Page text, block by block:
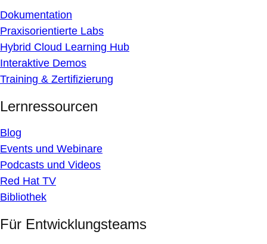
Dokumentation
Praxisorientierte Labs
Hybrid Cloud Learning Hub
Interaktive Demos
Training & Zertifizierung
Lernressourcen
Blog
Events und Webinare
Podcasts und Videos
Red Hat TV
Bibliothek
Für Entwicklungsteams